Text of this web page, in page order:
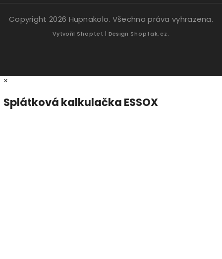
Copyright 2026 Hupnakolo. Všechna práva vyhrazena.
Vytvořil Shoptet | Design Shoptak.cz.
×
Splátková kalkulačka ESSOX